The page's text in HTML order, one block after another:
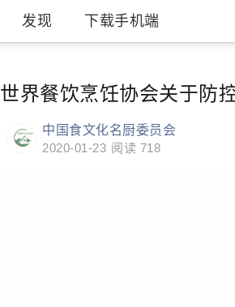
发现 下载手机端
世界餐饮烹饪协会关于防
中国食文化名厨委员会
2020-01-23 阅读 718